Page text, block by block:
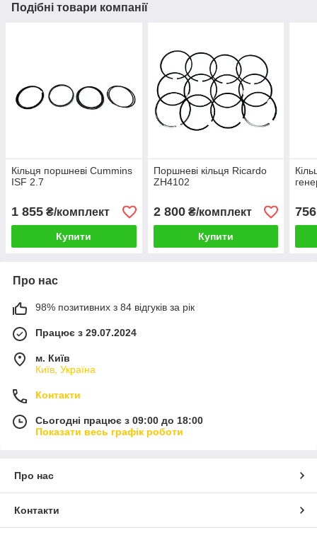
Подібні товари компанії
Кільця поршневі Cummins
ISF 2.7
1 855 ₴/комплект
Купити
Поршневі кільця Ricardo
ZH4102
2 800₴/комплект
Купити
756
Про нас
98% позитивних з 84 відгуків за рік
Працює з 29.07.2024
м. Київ
Київ, Україна
Контакти
Сьогодні працює з 09:00 до 18:00
Показати весь графік роботи
Про нас
Контакти